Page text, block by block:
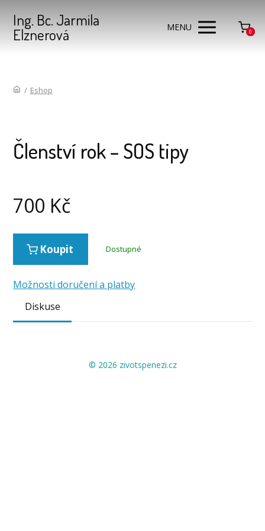
Ing. Bc. Jarmila
Elznerová MENU 0
/ Eshop
Členství rok – SOS tipy
700 Kč
Koupit Dostupné
Možnosti doručení a platby
Diskuse
© 2026 zivotspenezi.cz